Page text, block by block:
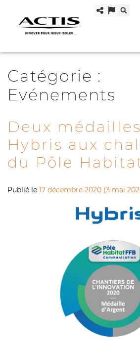
Catégorie :
Evénements
Deux
Hybris aux
du Pôle
Publié le 17 décembre 2020 (3 mai